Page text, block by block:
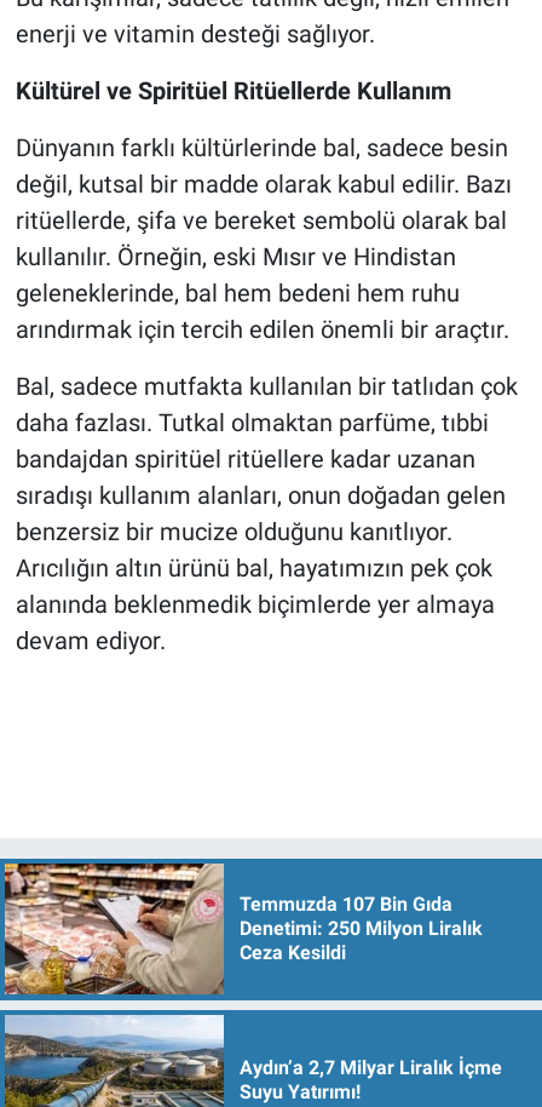
enerji ve vitamin desteği sağlıyor.
Kültürel ve Spiritüel Ritüellerde Kullanım
Dünyanın farklı kültürlerinde bal, sadece besin
değil, kutsal bir madde olarak kabul edilir. Bazı
ritüellerde, şifa ve bereket sembolü olarak bal
kullanılır. Örneğin, eski Mısır ve Hindistan
geleneklerinde, bal hem bedeni hem ruhu
arındırmak için tercih edilen önemli bir araçtır.
Bal, sadece mutfakta kullanılan bir tatlıdan çok
daha fazlası. Tutkal olmaktan parfüme, tıbbi
bandajdan spiritüel ritüellere kadar uzanan
sıradışı kullanım alanları, onun doğadan gelen
benzersiz bir mucize olduğunu kanıtlıyor.
Arıcılığın altın ürünü bal, hayatımızın pek çok
alanında beklenmedik biçimlerde yer almaya
devam ediyor.
Temmuzda 107 Bin Gıda
Denetimi: 250 Milyon Liralık
Ceza Kesildi
Aydın’a 2,7 Milyar Liralık İçme
Suyu Yatırımı!